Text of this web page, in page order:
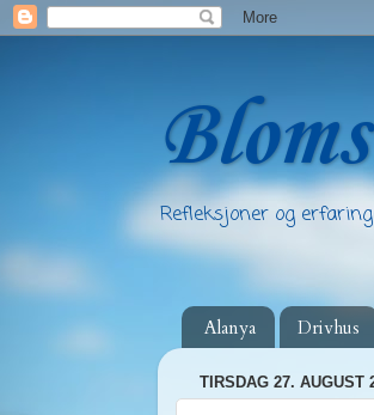
Refleksjoner og
Alanya Drivhus
TIRSDAG 27. AUGUST